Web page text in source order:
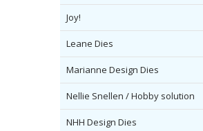
Joy!
Leane Dies
Marianne Design Dies
Nellie Snellen / Hobby solution
NHH Design Dies